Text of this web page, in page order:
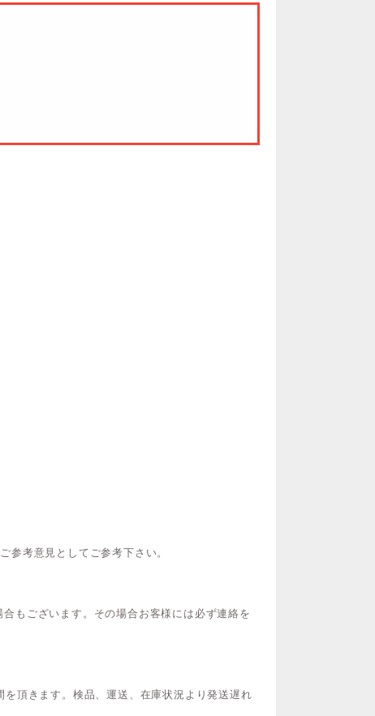
参考意見としてご参考下さい。
もございます。その場合お客様には必ず連絡を
頂きます。検品、運送、在庫状況より発送遅れ